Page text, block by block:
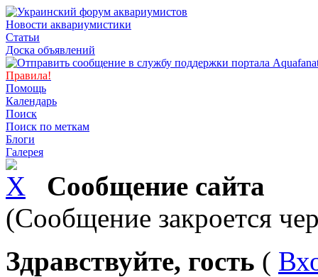
Новости аквариумистики
Статьи
Доска объявлений
Правила!
Помощь
Календарь
Поиск
Поиск по меткам
Блоги
Галерея
Сообщение сайта
(Сообщение закроется
Здравствуйте, гость (